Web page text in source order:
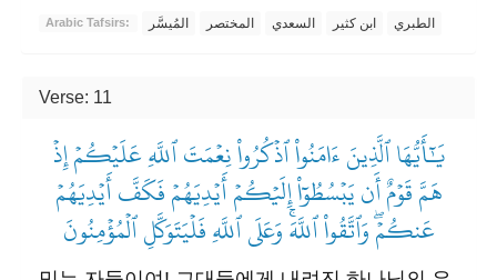
Arabic Tafsirs: المُيسَّر المختصر السعدي ابن كثير الطبري
Verse: 11
يَٰٓأَيُّهَا ٱلَّذِينَ ءَامَنُواْ ٱذۡكُرُواْ نِعۡمَتَ ٱللَّهِ عَلَيۡكُمۡ إِذۡ
هَمَّ قَوۡمٌ أَن يَبۡسُطُوٓاْ إِلَيۡكُمۡ أَيۡدِيَهُمۡ فَكَفَّ أَيۡدِيَهُمۡ
عَنكُمۡۖ وَٱتَّقُواْ ٱللَّهَۚ وَعَلَى ٱللَّهِ فَلۡيَتَوَكَّلِ ٱلۡمُؤۡمِنُونَ